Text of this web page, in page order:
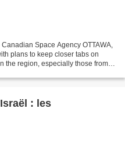
Space Agency OTTAWA,
plans to keep closer tabs on
the region, especially those from
: les